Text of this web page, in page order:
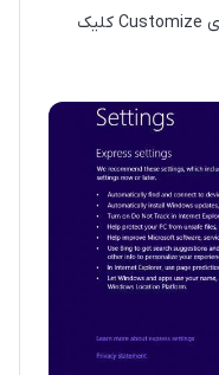
Express Settings استفاده کنید یا روی Customize کلیک